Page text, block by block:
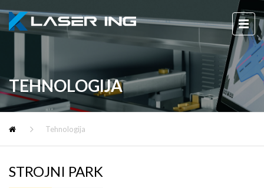
TEHNOLOGIJA
Tehnologija
STROJNI PARK